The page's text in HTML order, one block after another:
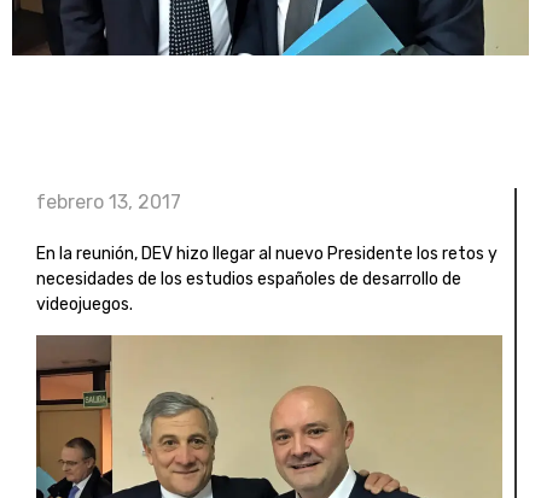
febrero 13, 2017
En la reunión, DEV hizo llegar al nuevo Presidente los retos y
necesidades de los estudios españoles de desarrollo de
videojuegos.